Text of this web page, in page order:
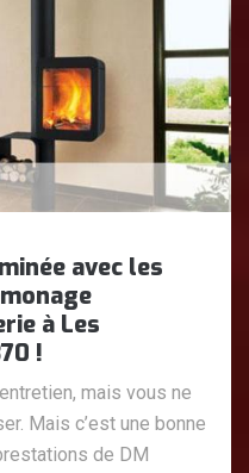
avec les
à Les
!
mais vous ne
Mais c’est une bonne
de DM